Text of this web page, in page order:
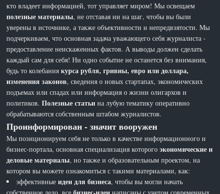
кто владеет информацией, тот управляет миром! Мы освещаем
полезные материалы, не отставая ни на шаг, чтобы вы были
уверены в источнике, а также объективности и непредвзятости. Мы
подчеркиваем, что основная задача уважающего себя журналиста -
предоставление неискаженных фактов. А выводы должен сделать
каждый сам для себя! Ни одно событие не останется без внимания,
будь то колебаниякурса рубля, гривны, евро или доллара,
изменения законов, сведения о новых стартапах, экономических
подъемах или спадах или информация о жизни олигархов и
политиков.Полезные статьи на лубую тематику оперативно
обрабатываются собственным штабом журналистов.
Проинформирован - значит вооружен
Мы позиционируем себя не только в качестве информационного и
бизнес-портала, основная специализация которогоэкономические и
деловые материалы, но также и образовательным проектом, на
котором вы можете ознакомиться с такими материалами, как:
эффективныеидеи для бизнеса, чтобы вы могли начать